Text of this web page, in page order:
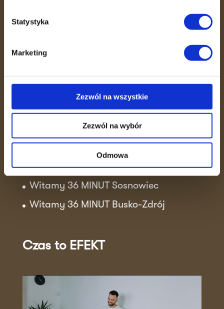
Statystyka
Marketing
Zezwól na wszystkie
Zezwól na wybór
Odmowa
fizjoterapeutów pomagamy Ci dbać o
Skutecznie, bezpiecznie i w otoczeniu
Aktualności
Sukcesy klubowiczek!
Trening wytrzymałościowo-siłowy
Witamy 36 MINUT Strzałkowo
Witamy 36 MINUT Sosnowiec
Witamy 36 MINUT Busko-Zdrój
Czas to EFEKT